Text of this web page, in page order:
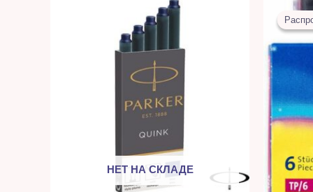
НЕТ НА СКЛАДЕ